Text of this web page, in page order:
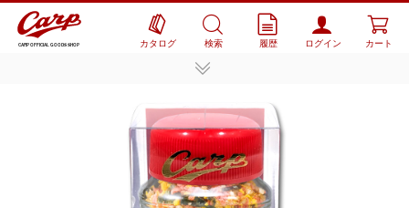
CARP OFFICIAL GOODS SHOP カタログ 検索 履歴 ログイン カート